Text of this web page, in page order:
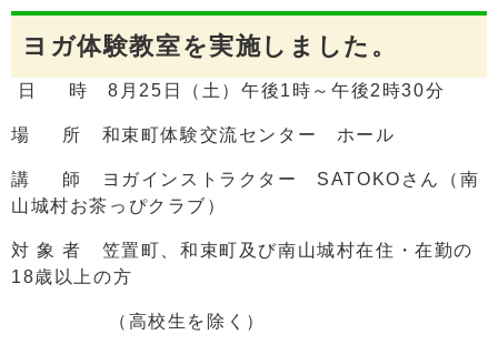
ヨガ体験教室を実施しました。
日 時 8月25日（土）午後1時～午後2時30分
場 所 和束町体験交流センター ホール
講 師 ヨガインストラクター SATOKOさん（南
山城村お茶っぴクラブ）
対 象 者 笠置町、和束町及び南山城村在住・在勤の
18歳以上の方
（高校生を除く）